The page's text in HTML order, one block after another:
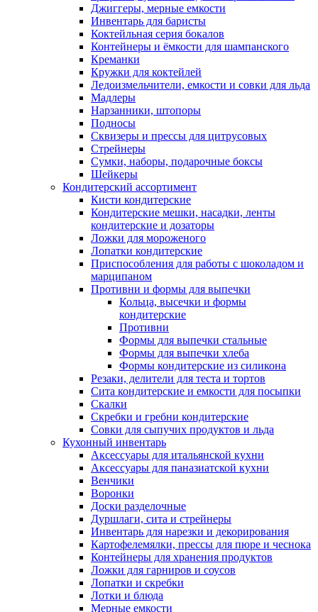
Джиггеры, мерные емкости
Инвентарь для баристы
Коктейльная серия бокалов
Контейнеры и ёмкости для шампанского
Креманки
Кружки для коктейлей
Ледоизмельчители, емкости и совки для льда
Мадлеры
Нарзанники, штопоры
Подносы
Сквизеры и прессы для цитрусовых
Стрейнеры
Сумки, наборы, подарочные боксы
Шейкеры
Кондитерский ассортимент
Кисти кондитерские
Кондитерские мешки, насадки, ленты
кондитерские и дозаторы
Ложки для мороженого
Лопатки кондитерские
Приспособления для работы с шоколадом и
марципаном
Противни и формы для выпечки
Кольца, высечки и формы
кондитерские
Противни
Формы для выпечки стальные
Формы для выпечки хлеба
Формы кондитерские из силикона
Резаки, делители для теста и тортов
Сита кондитерские и емкости для посыпки
Скалки
Скребки и гребни кондитерские
Совки для сыпучих продуктов и льда
Кухонный инвентарь
Аксессуары для итальянской кухни
Аксессуары для паназиатской кухни
Венчики
Воронки
Доски разделочные
Дуршлаги, сита и стрейнеры
Инвентарь для нарезки и декорирования
Картофелемялки, прессы для пюре и чеснока
Контейнеры для хранения продуктов
Ложки для гарниров и соусов
Лопатки и скребки
Лотки и блюда
Мерные емкости